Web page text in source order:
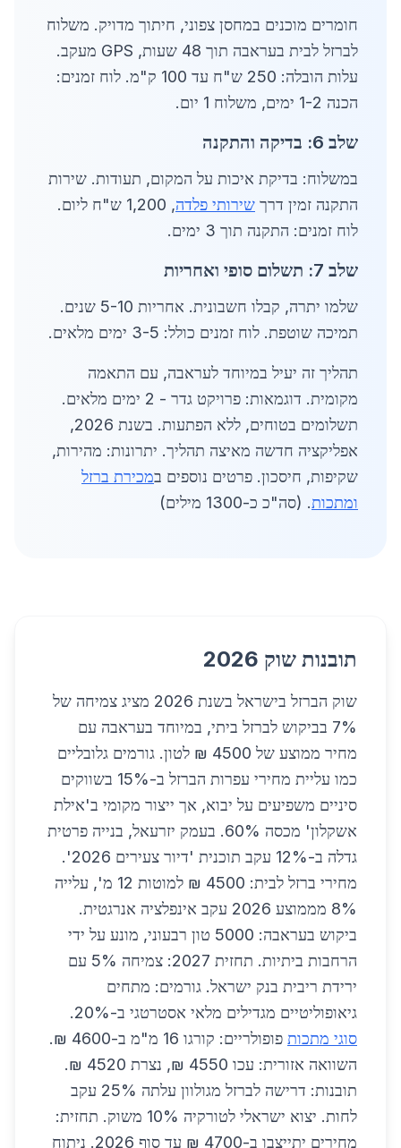
חומרים מוכנים במחסן צפוני, חיתוך מדויק. משלוח
לברזל לבית בעראבה תוך 48 שעות, GPS מעקב.
עלות הובלה: 250 ש"ח עד 100 ק"מ. לוח זמנים:
הכנה 1-2 ימים, משלוח 1 יום.
שלב 6: בדיקה והתקנה
במשלוח: בדיקת איכות על המקום, תעודות. שירות
התקנה זמין דרך שירותי פלדה
, 1,200 ש"ח ליום.
לוח זמנים: התקנה תוך 3 ימים.
שלב 7: תשלום סופי ואחריות
שלמו יתרה, קבלו חשבונית. אחריות 5-10 שנים.
תמיכה שוטפת. לוח זמנים כולל: 3-5 ימים מלאים.
תהליך זה יעיל במיוחד לעראבה, עם התאמה
מקומית. דוגמאות: פרויקט גדר - 2 ימים מלאים.
תשלומים בטוחים, ללא הפתעות. בשנת 2026,
אפליקציה חדשה מאיצה תהליך. יתרונות: מהירות,
שקיפות, חיסכון. פרטים נוספים במכירת ברזל
ומתכות. (סה"כ כ-1300 מילים)
תובנות שוק 2026
שוק הברזל בישראל בשנת 2026 מציג צמיחה של
7% בביקוש לברזל ביתי, במיוחד בעראבה עם
מחיר ממוצע של 4500 ₪ לטון. גורמים גלובליים
כמו עליית מחירי עפרות הברזל ב-15% בשווקים
סיניים משפיעים על יבוא, אך ייצור מקומי ב'אילת
אשקלון' מכסה 60%. בעמק יזרעאל, בנייה פרטית
גדלה ב-12% עקב תוכנית 'דיור צעירים 2026'.
מחירי ברזל לבית: 4500 ₪ למוטות 12 מ', עלייה
8% מממוצע 2026 עקב אינפלציה אנרגטית.
ביקוש בעראבה: 5000 טון רבעוני, מונע על ידי
הרחבות ביתיות. תחזית 2027: צמיחה 5% עם
ירידת ריבית בנק ישראל. גורמים: מתחים
גיאופוליטיים מגדילים מלאי אסטרטגי ב-20%.
סוגי מתכות
פופולריים: קורגו 16 מ"מ ב-4600 ₪.
השוואה אזורית: עכו 4550 ₪, נצרת 4520 ₪.
תובנות: דרישה לברזל מגולוון עלתה 25% עקב
לחות. יצוא ישראלי לטורקיה 10% משוק. תחזית:
מחירים יתייצבו ב-4700 ₪ עד סוף 2026. ניתוח